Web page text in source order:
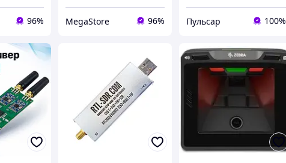
96% MegaStore 96% Пульсар 100%